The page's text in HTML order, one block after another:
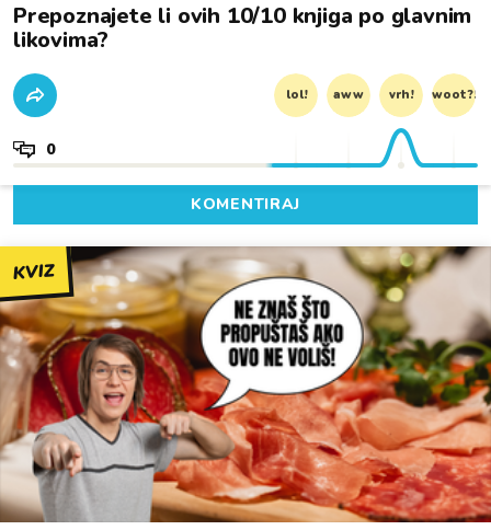
Prepoznajete li ovih 10/10 knjiga po glavnim
likovima?
lol! aww vrh! woot?!
0
KOMENTIRAJ
KVIZ